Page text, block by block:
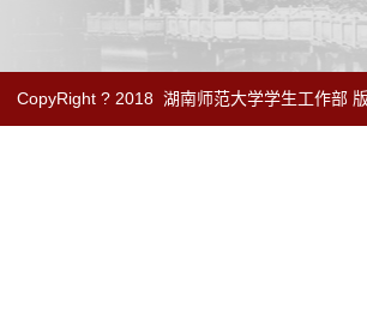
CopyRight ? 2018 湖南师范大学学生工作部